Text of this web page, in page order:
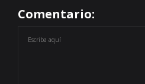
Comentario: